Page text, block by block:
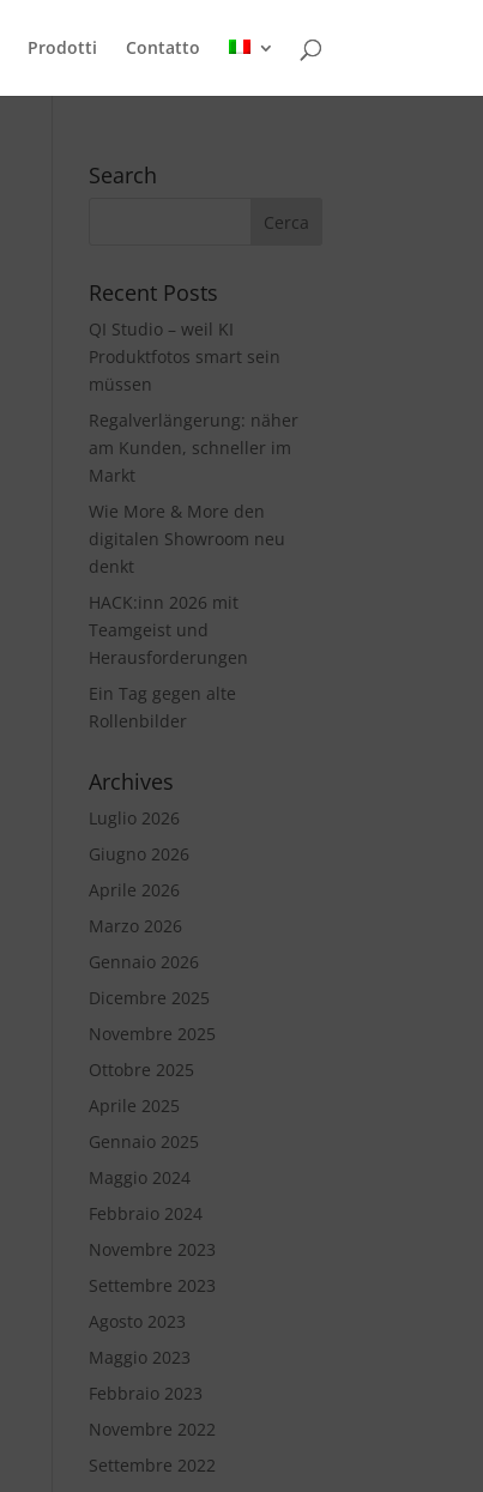
Prodotti Contatto
Search
Recent Posts
QI Studio – weil KI
Produktfotos smart sein
müssen
Regalverlängerung: näher
am Kunden, schneller im
Markt
Wie More & More den
digitalen Showroom neu
denkt
HACK:inn 2026 mit
Teamgeist und
Herausforderungen
Ein Tag gegen alte
Rollenbilder
Archives
Luglio 2026
Giugno 2026
Aprile 2026
Marzo 2026
Gennaio 2026
Dicembre 2025
Novembre 2025
Ottobre 2025
Aprile 2025
Gennaio 2025
Maggio 2024
Febbraio 2024
Novembre 2023
Settembre 2023
Agosto 2023
Maggio 2023
Febbraio 2023
Novembre 2022
Settembre 2022